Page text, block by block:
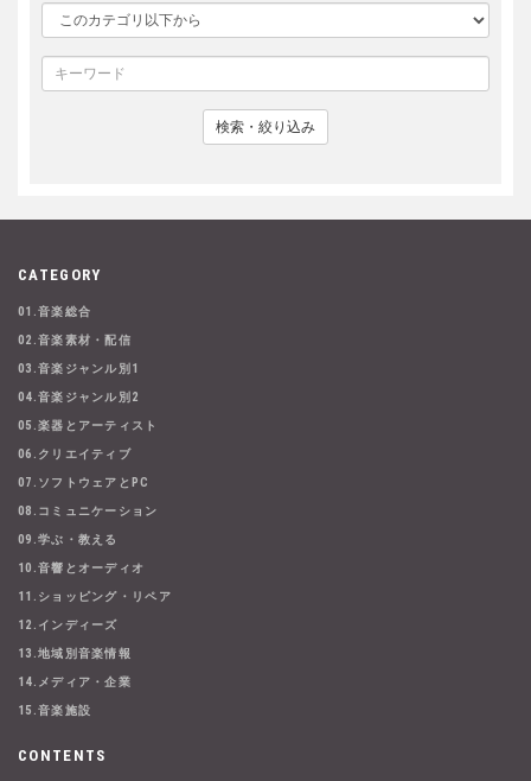
検索・絞り込み
CATEGORY
01.音楽総合
02.音楽素材・配信
03.音楽ジャンル別1
04.音楽ジャンル別2
05.楽器とアーティスト
06.クリエイティブ
07.ソフトウェアとPC
08.コミュニケーション
09.学ぶ・教える
10.音響とオーディオ
11.ショッピング・リペア
12.インディーズ
13.地域別音楽情報
14.メディア・企業
15.音楽施設
CONTENTS